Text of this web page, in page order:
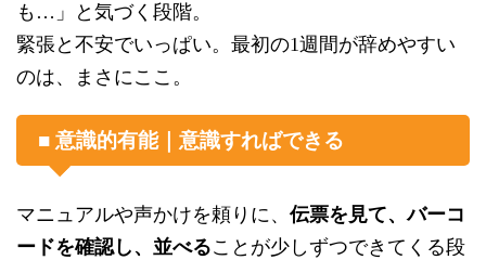
も…」と気づく段階。
緊張と不安でいっぱい。最初の1週間が辞めやすい
のは、まさにここ。
■ 意識的有能｜意識すればできる
マニュアルや声かけを頼りに、伝票を見て、バーコ
ードを確認し、並べることが少しずつできてくる段